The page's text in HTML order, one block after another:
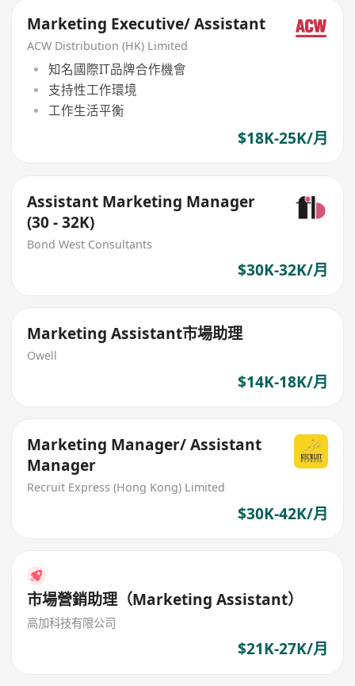
Marketing Executive/ Assistant
ACW Distribution (HK) Limited
知名國際IT品牌合作機會
支持性工作環境
工作生活平衡
$18K-25K/月
Assistant Marketing Manager
(30 - 32K)
Bond West Consultants
$30K-32K/月
Marketing Assistant市場助理
Owell
$14K-18K/月
Marketing Manager/ Assistant
Manager
Recruit Express (Hong Kong) Limited
$30K-42K/月
市場營銷助理（Marketing Assistant）
高加科技有限公司
$21K-27K/月